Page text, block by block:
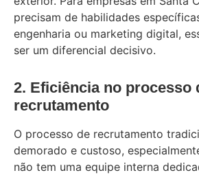
precisam de habilidades
engenharia ou marketing digital,
ser um diferencial decisivo.
2. Eficiência no processo
recrutamento
O processo de recrutamento
demorado e custoso,
não tem uma equipe interna